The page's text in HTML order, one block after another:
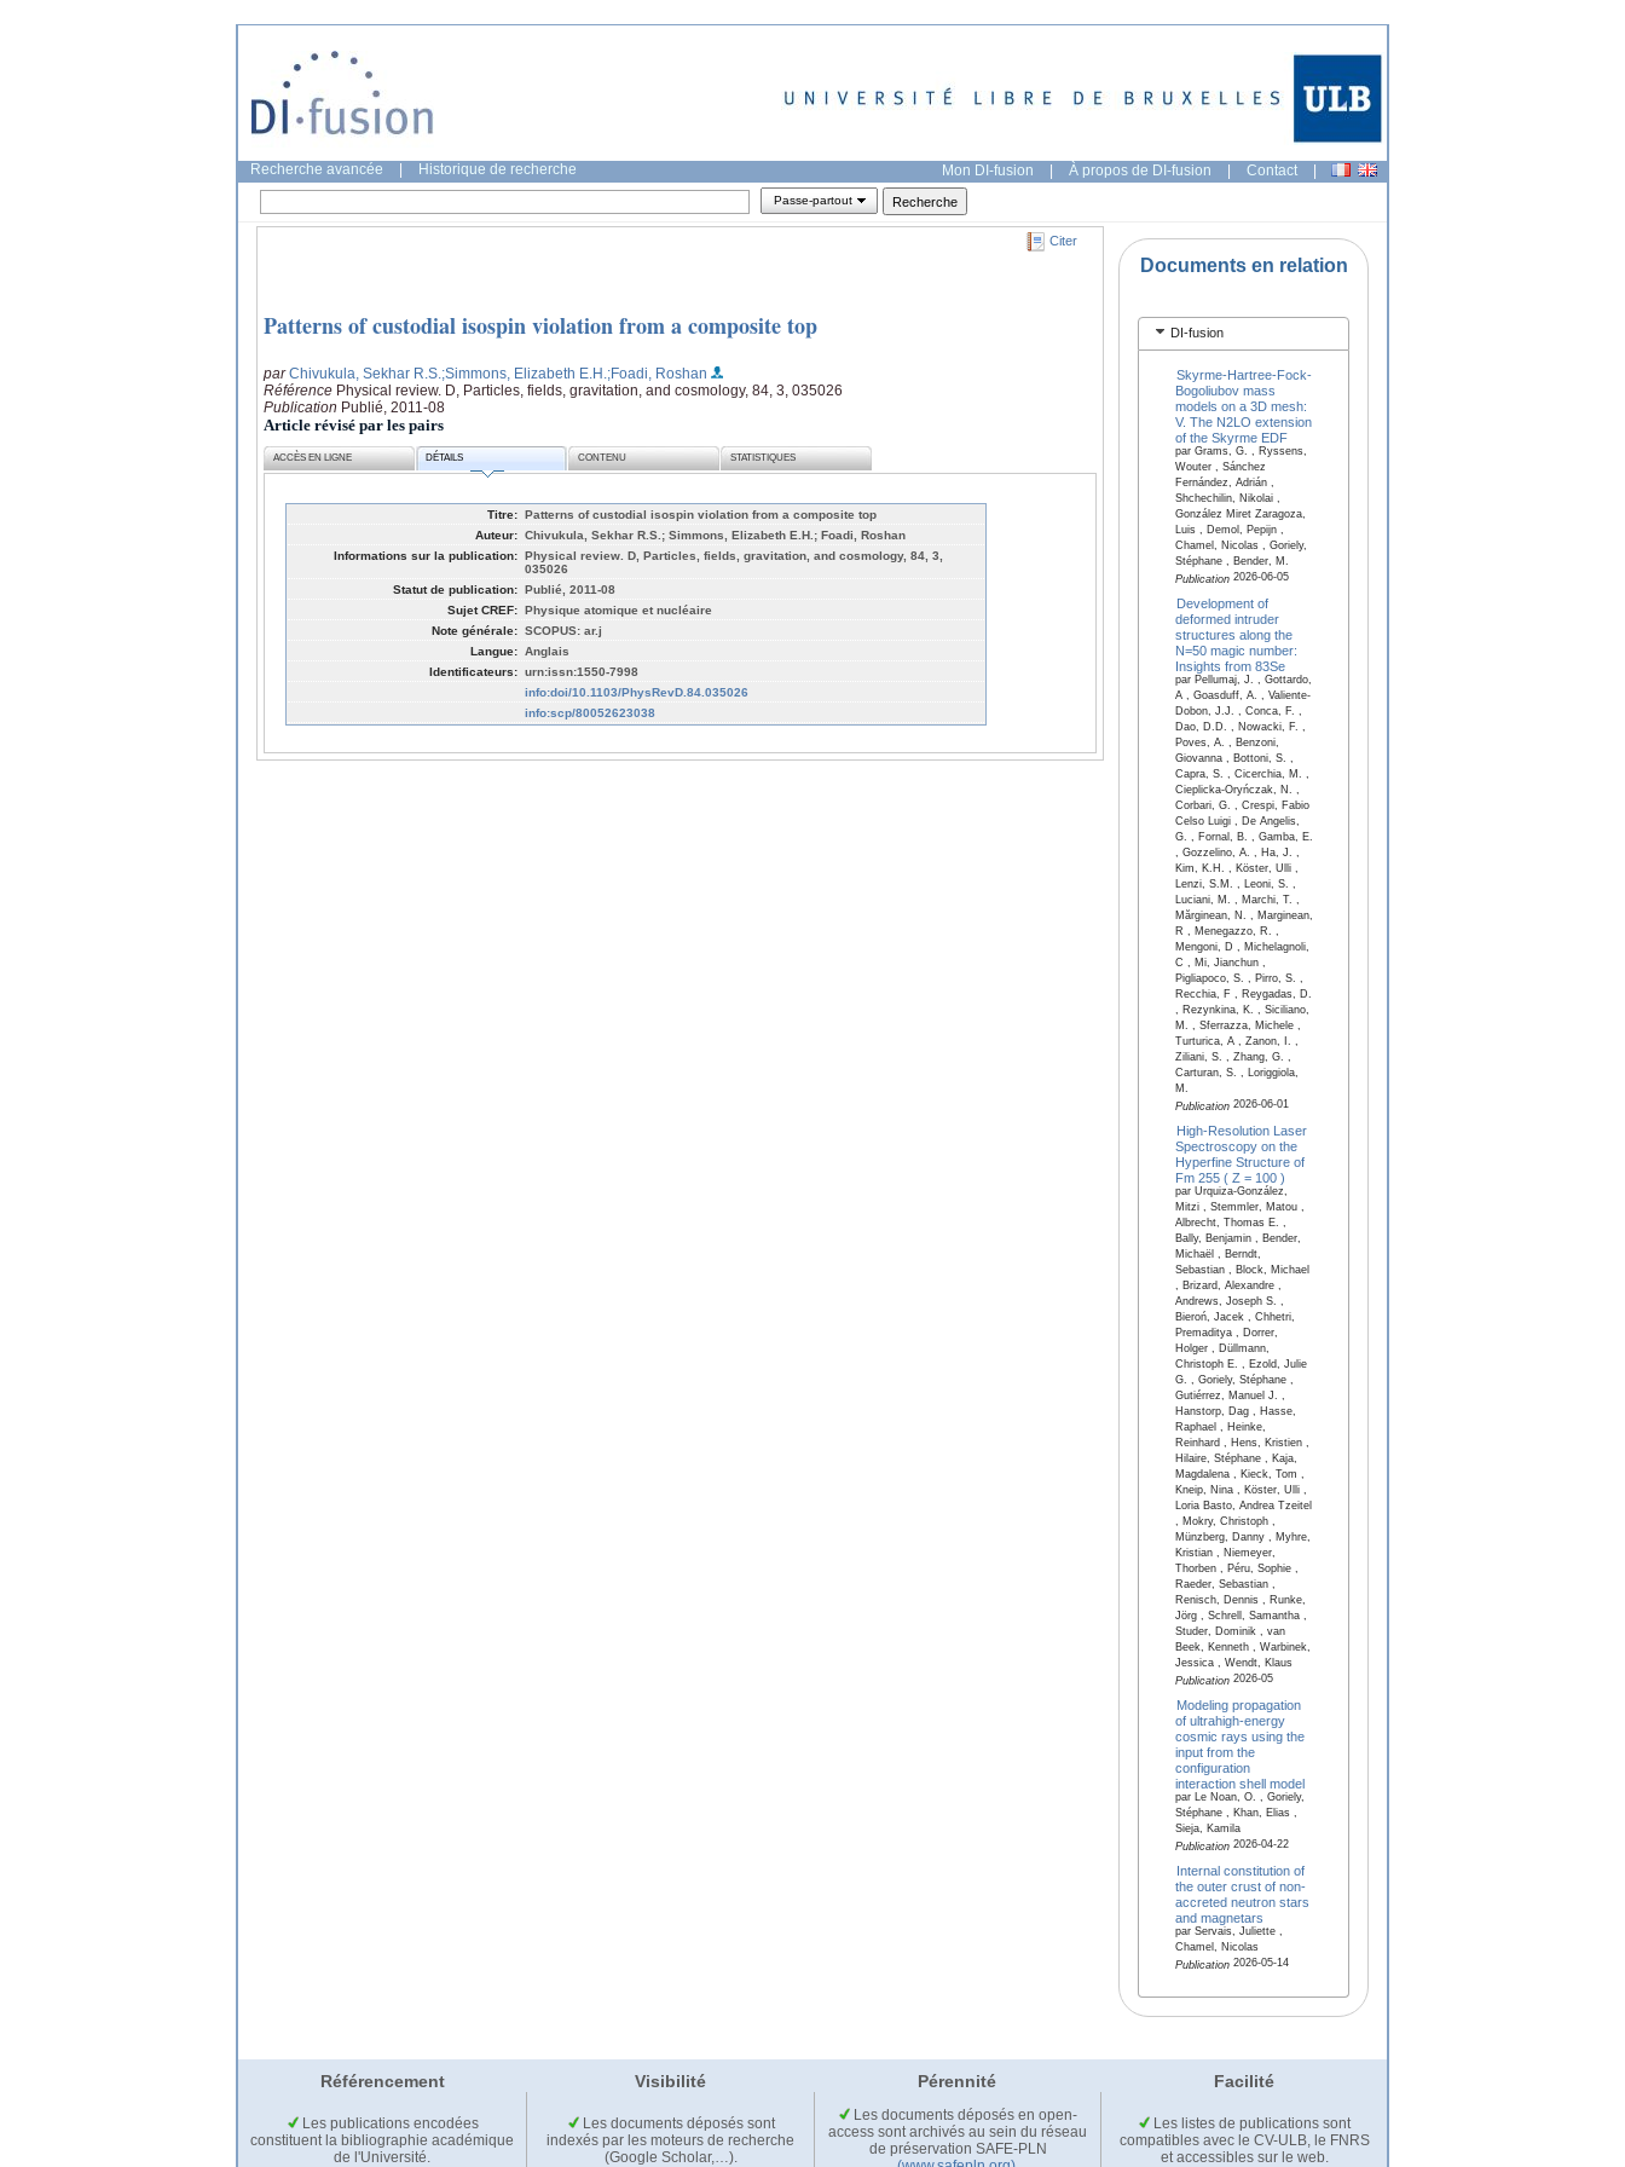
Recherche avancée Historique de recherche Mon DI-fusion | À propos de DI-fusion | Contact |
Passe-partout
Citer
Patterns of custodial isospin violation from a composite top
parChivukula, Sekhar R.S. ;Simmons, Elizabeth E.H. ;Foadi, Roshan
Référence Physical review. D, Particles, fields, gravitation, and cosmology, 84, 3, 035026
Publication Publié, 2011-08
Article révisé par les pairs
ACCÈS EN LIGNE DÉTAILS CONTENU STATISTIQUES
Titre: Patterns of custodial isospin violation from a composite top
Auteur: Chivukula, Sekhar R.S.; Simmons, Elizabeth E.H.; Foadi, Roshan
Informations sur la publication: Physical review. D, Particles, fields, gravitation, and cosmology, 84, 3,
035026
Statut de publication: Publié, 2011-08
Sujet CREF: Physique atomique et nucléaire
Note générale: SCOPUS: ar.j
Langue: Anglais
Identificateurs: urn:issn:1550-7998
info:doi/10.1103/PhysRevD.84.035026
info:scp/80052623038
Documents en relation
DI-fusion
Skyrme-Hartree-Fock-
Bogoliubov mass
models on a 3D mesh:
V. The N2LO extension
of the Skyrme EDF
par Grams, G. , Ryssens,
Wouter , Sánchez
Fernández, Adrián ,
Shchechilin, Nikolai ,
González Miret Zaragoza,
Luis , Demol, Pepijn ,
Chamel, Nicolas , Goriely,
Stéphane , Bender, M.
Publication2026-06-05
Development of
deformed intruder
structures along the
N=50 magic number:
Insights from 83Se
par Pellumaj, J. , Gottardo,
A , Goasduff, A. , Valiente-
Dobon, J.J. , Conca, F. ,
Dao, D.D. , Nowacki, F. ,
Poves, A. , Benzoni,
Giovanna , Bottoni, S. ,
Capra, S. , Cicerchia, M. ,
Cieplicka-Oryńczak, N. ,
Corbari, G. , Crespi, Fabio
Celso Luigi , De Angelis,
G. , Fornal, B. , Gamba, E.
, Gozzelino, A. , Ha, J. ,
Kim, K.H. , Köster, Ulli ,
Lenzi, S.M. , Leoni, S. ,
Luciani, M. , Marchi, T. ,
Mărginean, N. , Marginean,
R , Menegazzo, R. ,
Mengoni, D , Michelagnoli,
C , Mi, Jianchun ,
Pigliapoco, S. , Pirro, S. ,
Recchia, F , Reygadas, D.
, Rezynkina, K. , Siciliano,
M. , Sferrazza, Michele ,
Turturica, A , Zanon, I. ,
Ziliani, S. , Zhang, G. ,
Carturan, S. , Loriggiola,
M.
Publication2026-06-01
High-Resolution Laser
Spectroscopy on the
Hyperfine Structure of
Fm 255 ( Z = 100 )
par Urquiza-González,
Mitzi , Stemmler, Matou ,
Albrecht, Thomas E. ,
Bally, Benjamin , Bender,
Michaël , Berndt,
Sebastian , Block, Michael
, Brizard, Alexandre ,
Andrews, Joseph S. ,
Bieroń, Jacek , Chhetri,
Premaditya , Dorrer,
Holger , Düllmann,
Christoph E. , Ezold, Julie
G. , Goriely, Stéphane ,
Gutiérrez, Manuel J. ,
Hanstorp, Dag , Hasse,
Raphael , Heinke,
Reinhard , Hens, Kristien ,
Hilaire, Stéphane , Kaja,
Magdalena , Kieck, Tom ,
Kneip, Nina , Köster, Ulli ,
Loria Basto, Andrea Tzeitel
, Mokry, Christoph ,
Münzberg, Danny , Myhre,
Kristian , Niemeyer,
Thorben , Péru, Sophie ,
Raeder, Sebastian ,
Renisch, Dennis , Runke,
Jörg , Schrell, Samantha ,
Studer, Dominik , van
Beek, Kenneth , Warbinek,
Jessica , Wendt, Klaus
Publication2026-05
Modeling propagation
of ultrahigh-energy
cosmic rays using the
input from the
configuration
interaction shell model
par Le Noan, O. , Goriely,
Stéphane , Khan, Elias ,
Sieja, Kamila
Publication2026-04-22
Internal constitution of
the outer crust of non-
accreted neutron stars
and magnetars
par Servais, Juliette ,
Chamel, Nicolas
Publication2026-05-14
Référencement Visibilité Pérennité Facilité
Les publications encodées
constituent la bibliographie académique
de l'Université.
Les documents déposés sont
indexés par les moteurs de recherche
(Google Scholar,…).
Les documents déposés en open-
access sont archivés au sein du réseau
de préservation SAFE-PLN
Les listes de publications sont
compatibles avec le CV-ULB, le FNRS
et accessibles sur le web.